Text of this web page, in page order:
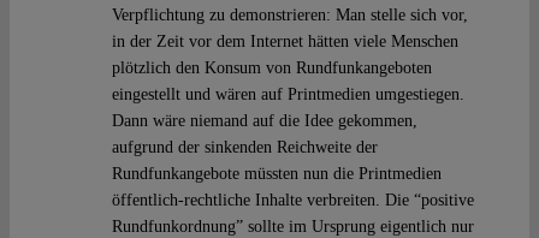
Verpflichtung zu demonstrieren: Man stelle sich vor,
in der Zeit vor dem Internet hätten viele Menschen
plötzlich den Konsum von Rundfunkangeboten
eingestellt und wären auf Printmedien umgestiegen.
Dann wäre niemand auf die Idee gekommen,
aufgrund der sinkenden Reichweite der
Rundfunkangebote müssten nun die Printmedien
öffentlich-rechtliche Inhalte verbreiten. Die “positive
Rundfunkordnung” sollte im Ursprung eigentlich nur